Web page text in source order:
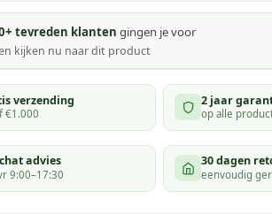
tevreden klanten gingen je voor
kijken nu naar dit product
verzending
€1.000
2 jaar
op alle
advies
9:00–17:30
30 dagen
eenvoudig